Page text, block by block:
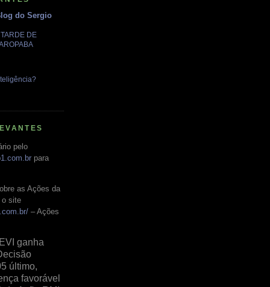
do Sergio
DE
pelo
para
as Ações da
o site
– Ações
ganha
último,
favorável